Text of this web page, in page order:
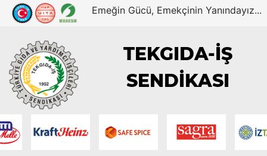
Emeğin Gücü, Emekçinin Yanındayız...
TEKGIDA-İŞ
SENDİKASI